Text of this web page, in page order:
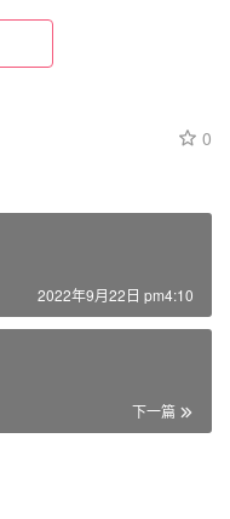
0
2022年9月22日 pm4:10
下一篇